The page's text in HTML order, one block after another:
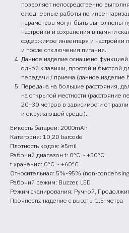
позволяет непосредственно
ежедневные работы по
параметров могут быть выполнены
настройки и сохранения в памяти
содержимое инвентаря и настройки
и после отключения питания.
Данное изделие оснащено
одной клавиши, простой и быстрой
передачи / приема (данное изделие
Передача на большие расстояния,
на открытой местности (расстояние
20−30 метров в зависимости от
и окружающей среды).
Емкость батареи: 2000mAh
Категория: 1D,2D barcode
Плотность кодов: ≥5mil
Рабочий диапазон t: 0°C ~ +50°C
t хранения: 0°C ~ +60°C
Относительная: 5%-95% (non-
Рабочий режим: Buzzer, LED
Режим сканирования: Ручной,
Прочность: падение с высоты 1.5-метра
ОБСУДИТЬ